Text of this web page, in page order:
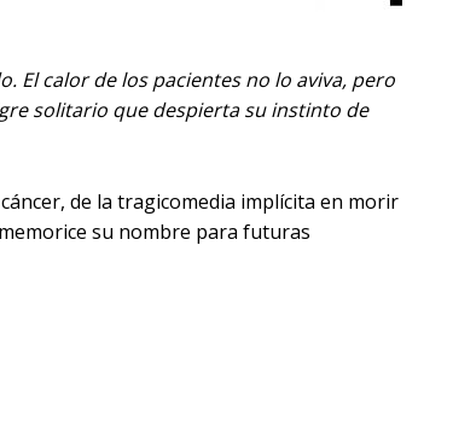
El calor de los pacientes no lo aviva, pero
solitario que despierta su instinto de
de la tragicomedia implícita en morir
su nombre para futuras